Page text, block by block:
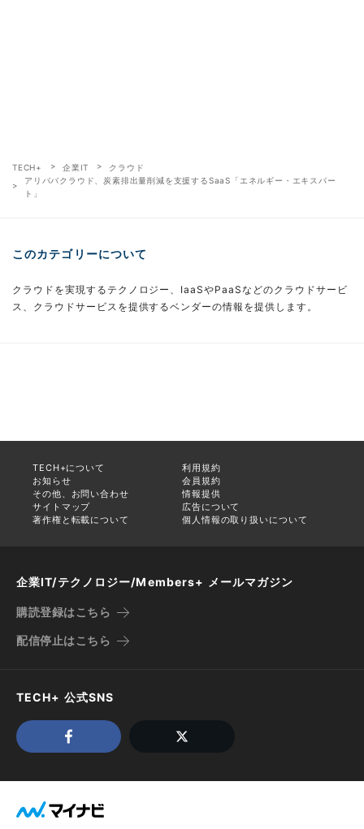
TECH+ 企業IT
クラウド
アリババクラウド、炭素排出量削減を支援するSaaS「エネルギー・エキスパー
ト」
このカテゴリーについて
クラウドを実現するテクノロジー、IaaSやPaaSなどのクラウドサービ
ス、クラウドサービスを提供するベンダーの情報を提供します。
TECH+について
利用規約
お知らせ
会員規約
その他、お問い合わせ
情報提供
サイトマップ
広告について
著作権と転載について
個人情報の取り扱いについて
企業IT/テクノロジー/Members+ メールマガジン
購読登録はこちら
配信停止はこちら
TECH+ 公式SNS